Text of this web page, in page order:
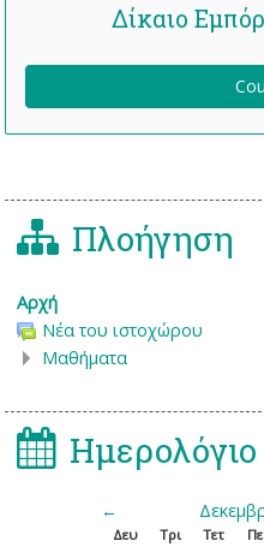
Δίκαιο
Πλοήγηση
Αρχή
Νέα του ιστοχώρου
Μαθήματα
Ημερολόγιο
←
Δευ Τρι Τετ